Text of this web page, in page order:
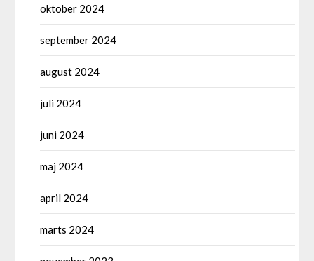
oktober 2024
september 2024
august 2024
juli 2024
juni 2024
maj 2024
april 2024
marts 2024